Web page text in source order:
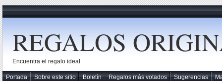
REGALOS
Encuentra el regalo ideal
Portada Sobre este sitio Boletín Regalos más votados Sugerencias